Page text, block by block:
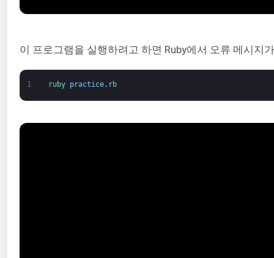
이 프로그램을 실행하려고 하면 Ruby에서 오류 메시지
1 ruby practice. rb